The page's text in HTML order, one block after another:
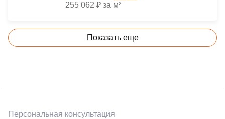
255 062 ₽ за м²
Показать еще
Персональная консультация